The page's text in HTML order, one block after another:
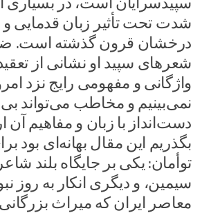
شدت تحت تأثیر زبان قدمایی و
درخشان قرون گذشته است.
شعرهای سپید او نشانی از
واژگانی و مفهومی رایج نزد
نمی‌بینیم و مخاطب می‌تواند
دست‌انداز با زبان و مفاهیم آن
بگذریم این مقال بهانه‌ای بود
توأمان: یکی بر جایگاه بلند
سیمین، و دیگری انکار به روز
معاصر ایران که میراث